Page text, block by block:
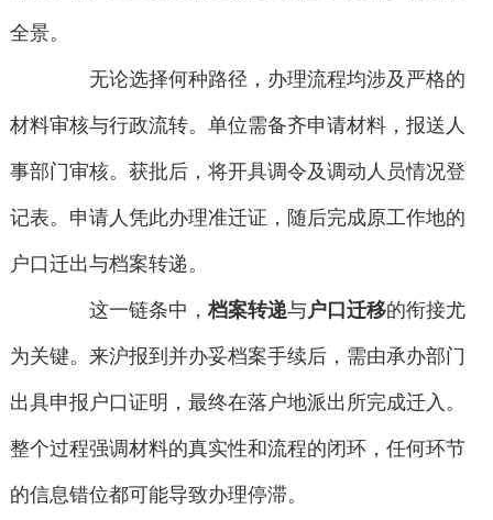
全景。
无论选择何种路径，办理流程均涉及严格的
材料审核与行政流转。单位需备齐申请材料，报送人
事部门审核。获批后，将开具调令及调动人员情况登
记表。申请人凭此办理准迁证，随后完成原工作地的
户口迁出与档案转递。
这一链条中，档案转递与户口迁移的衔接尤
为关键。来沪报到并办妥档案手续后，需由承办部门
出具申报户口证明，最终在落户地派出所完成迁入。
整个过程强调材料的真实性和流程的闭环，任何环节
的信息错位都可能导致办理停滞。